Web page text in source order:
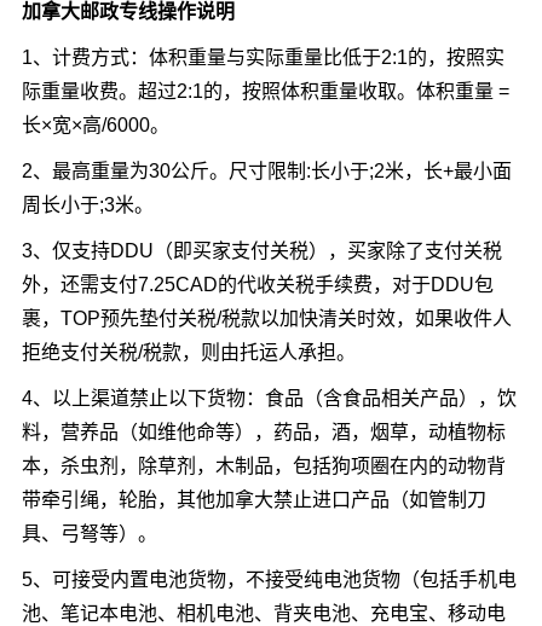
加拿大邮政专线操作说明
1、计费方式：体积重量与实际重量比低于2:1的，按照实
际重量收费。超过2:1的，按照体积重量收取。体积重量 =
长×宽×高/6000。
2、最高重量为30公斤。尺寸限制:长小于;2米，长+最小面
周长小于;3米。
3、仅支持DDU（即买家支付关税），买家除了支付关税
外，还需支付7.25CAD的代收关税手续费，对于DDU包
裹，TOP预先垫付关税/税款以加快清关时效，如果收件人
拒绝支付关税/税款，则由托运人承担。
4、以上渠道禁止以下货物：食品（含食品相关产品），饮
料，营养品（如维他命等），药品，酒，烟草，动植物标
本，杀虫剂，除草剂，木制品，包括狗项圈在内的动物背
带牵引绳，轮胎，其他加拿大禁止进口产品（如管制刀
具、弓弩等）。
5、可接受内置电池货物，不接受纯电池货物（包括手机电
池、笔记本电池、相机电池、背夹电池、充电宝、移动电